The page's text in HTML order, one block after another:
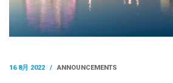
16 8月 2022 / ANNOUNCEMENTS